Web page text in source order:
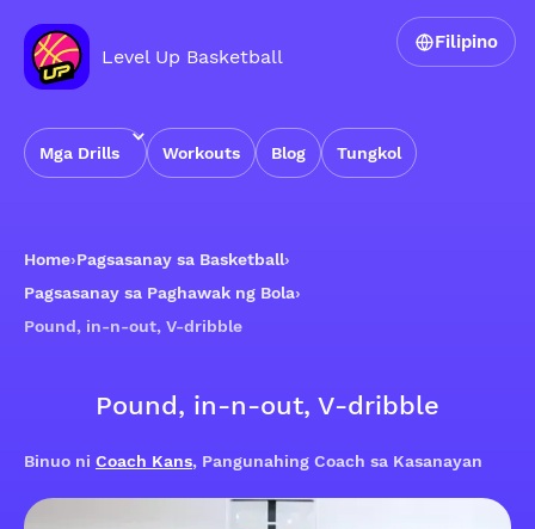
Level Up Basketball
Mga Drills Workouts Blog Tungkol
Filipino
Home›Pagsasanay sa Basketball›
Pagsasanay sa Paghawak ng Bola›
Pound, in-n-out, V-dribble
Pound, in-n-out, V-dribble
Binuo ni Coach Kans, Pangunahing Coach sa Kasanayan